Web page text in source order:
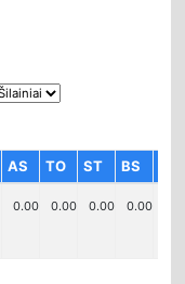
AS TO ST BS
0.00 0.00 0.00 0.00